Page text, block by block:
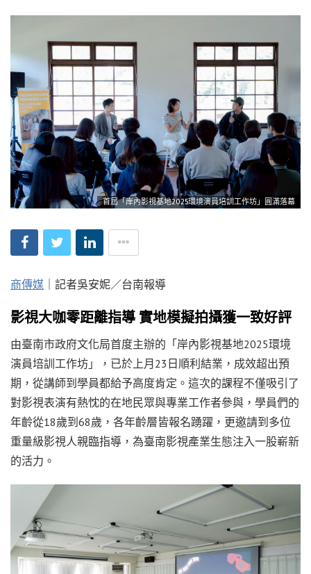
首屆「岸內影視基地2025環境演員培訓工作坊」圓滿落幕
商傳媒 ｜記者吳安妮／台南報導
影視大咖零距離指導 實地模擬拍攝獲一致好評
由臺南市政府文化局首度主辦的「岸內影視基地2025環境
演員培訓工作坊」，已於上月23日順利結業，成效超出預
期，從講師到學員都給予高度肯定。這次的課程不僅吸引了
對影視表演有熱忱的在地民眾與專業工作者參與，學員們的
年齡從18歲到68歲，各年齡層皆報名踴躍，更邀請到多位
重量級影視人親臨指導，為臺南影視產業生態注入一股嶄新
的活力。